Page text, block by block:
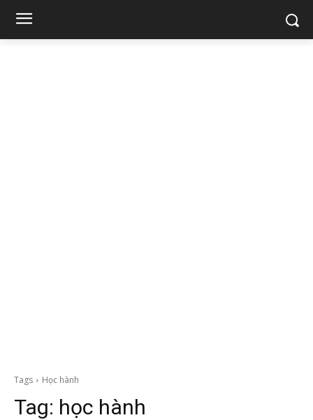
Tags Học hành
Tag: học hành